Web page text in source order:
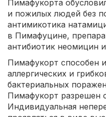
Пимафукорта
и пожилых людей без
антимикотика
в Пимафуцине,
антибиотик неомицин
Пимафукорт способен
аллергических и
бактериальных
Пимафукорт разрешен
Индивидуальная